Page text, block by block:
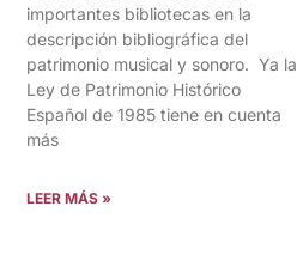
importantes bibliotecas en la
descripción bibliográfica del
patrimonio musical y sonoro. Ya la
Ley de Patrimonio Histórico
Español de 1985 tiene en cuenta
más
LEER MÁS »